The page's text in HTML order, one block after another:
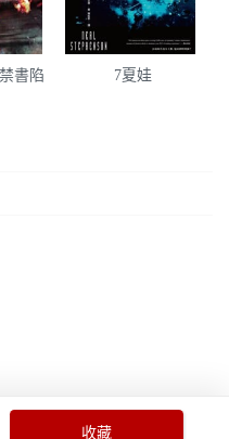
書陷
7夏娃
收藏